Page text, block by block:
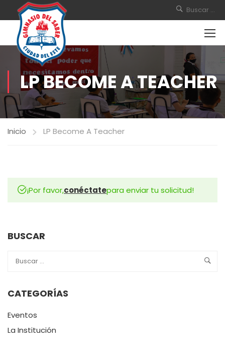
LP BECOME A TEACHER
Inicio LP Become A Teacher
¡Por favor,conéctatepara enviar tu solicitud!
BUSCAR
CATEGORÍAS
Eventos
La Institución